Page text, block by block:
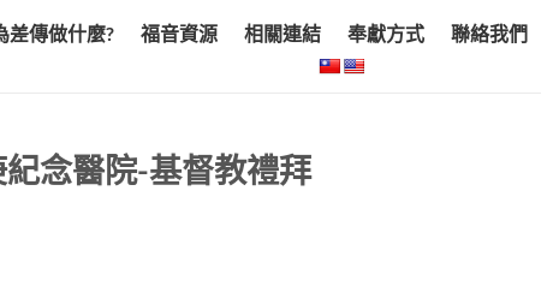
差傳做什麼? 福音資源 相關連結 奉獻方式 聯絡我們
念醫院-基督教禮拜